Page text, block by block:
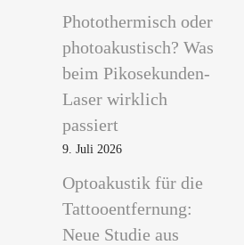
Photothermisch oder
photoakustisch? Was
beim Pikosekunden-
Laser wirklich
passiert
9. Juli 2026
Optoakustik für die
Tattooentfernung:
Neue Studie aus